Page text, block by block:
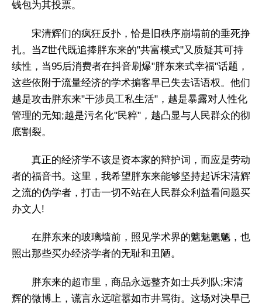
钱包为其投票。
宋清辉们的疯狂反扑，恰是旧秩序崩塌前的垂死挣
扎。当Z世代既追捧胖东来的"共富模式"又质疑其可持
续性，当95后消费者在抖音刷爆"胖东来式幸福"话题，
这些依附于流量经济的学术掮客早已失去话语权。他们
越是攻击胖东来"干涉员工私生活"，越是暴露对人性化
管理的无知;越是污名化"民粹"，越凸显与人民群众的彻
底割裂。
真正的经济学不该是资本家的辩护词，而应是劳动
者的福音书。这里，我希望胖东来能够坚持起诉宋清辉
之流的伪学者，打击一切不站在人民群众利益看问题买
办文人!
在胖东来的玻璃墙前，照见学术界的魑魅魍魉，也
照出那些买办经济学者的无耻和丑陋。
胖东来的超市里，商品永远整齐如士兵列队;宋清
辉的微博上，谎言永远喧嚣如市井骂街。这场对决早已